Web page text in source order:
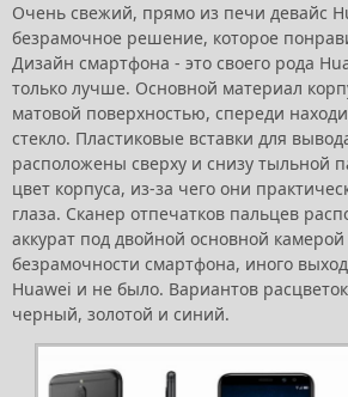
Очень свежий, прямо из печи девайс
безрамочное решение, которое
Дизайн смартфона - это своего рода
только лучше. Основной материал
матовой поверхностью, спереди
стекло. Пластиковые вставки для
расположены сверху и снизу тыльной
цвет корпуса, из-за чего они
глаза. Сканер отпечатков пальцев
аккурат под двойной основной
безрамочности смартфона, иного
Huawei и не было. Вариантов
черный, золотой и синий.